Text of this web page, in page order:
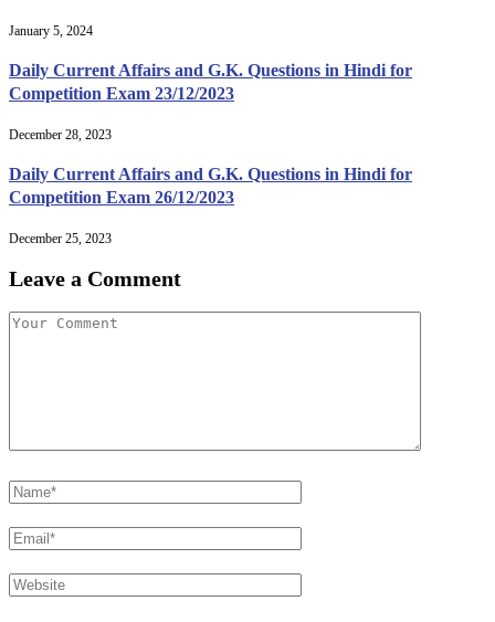
January 5, 2024
Daily Current Affairs and G.K. Questions in Hindi for
Competition Exam 23/12/2023
December 28, 2023
Daily Current Affairs and G.K. Questions in Hindi for
Competition Exam 26/12/2023
December 25, 2023
Leave a Comment